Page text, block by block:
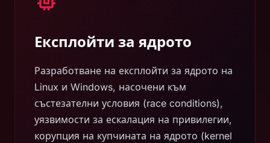
Експлойти за ядрото
Разработване на експлойти за ядрото на
Linux и Windows, насочени към
състезателни условия (race conditions),
уязвимости за ескалация на привилегии,
корупция на купчината на ядрото (kernel